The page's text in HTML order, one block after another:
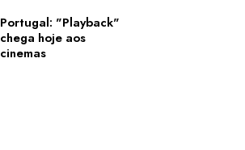
Portugal: "Playback"
chega hoje aos
cinemas